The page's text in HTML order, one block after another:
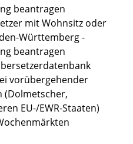
beantragen
mit Wohnsitz oder
Württemberg -
beantragen
vorübergehender
(Dolmetscher,
EU-/EWR-Staaten)